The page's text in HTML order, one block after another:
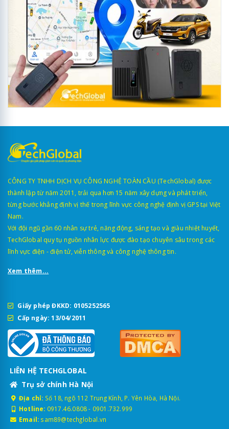
CÔNG TY TNHH DỊCH VỤ CÔNG NGHỆ TOÀN CẦU (TechGlobal) được
thành lập từ năm 2011, trải qua hơn 15 năm xây dựng và phát triển,
từng bước khẳng định vị thế trong lĩnh vực công nghệ định vị GPS tại Việt
Nam.
Với đội ngũ gần 60 nhân sự trẻ, năng động, sáng tạo và giàu nhiệt huyết,
TechGlobal quy tụ nguồn nhân lực được đào tạo chuyên sâu trong các
lĩnh vực điện - điện tử, viễn thông và công nghệ thông tin.
Xem thêm...
Giấy phép ĐKKD: 0105252565
Cấp ngày: 13/04/2011
LIÊN HỆ TECHGLOBAL
Trụ sở chính Hà Nội
Địa chỉ: Số 18, ngõ 112 Trung Kính, P. Yên Hòa, Hà Nội.
Hotline: 0917.46.0808- 0901.732.999
Email: sam89@techglobal.vn